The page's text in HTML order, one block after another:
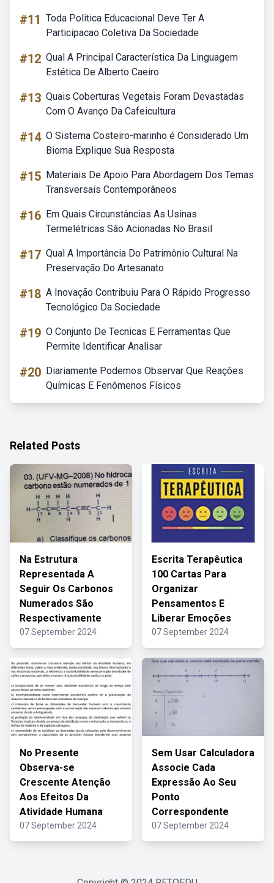
#11 Toda Politica Educacional Deve Ter A
Participacao Coletiva Da Sociedade
#12 Qual A Principal Característica Da Linguagem
Estética De Alberto Caeiro
#13 Quais Coberturas Vegetais Foram Devastadas
Com O Avanço Da Cafeicultura
#14 O Sistema Costeiro-marinho é Considerado Um
Bioma Explique Sua Resposta
#15 Materiais De Apoio Para Abordagem Dos Temas
Transversais Contemporâneos
#16 Em Quais Circunstâncias As Usinas
Termelétricas São Acionadas No Brasil
#17 Qual A Importância Do Patrimônio Cultural Na
Preservação Do Artesanato
#18 A Inovação Contribuiu Para O Rápido Progresso
Tecnológico Da Sociedade
#19 O Conjunto De Tecnicas E Ferramentas Que
Permite Identificar Analisar
#20 Diariamente Podemos Observar Que Reações
Químicas E Fenômenos Físicos
Related Posts
Na Estrutura
Representada A
Seguir Os Carbonos
Numerados São
Respectivamente
07 September 2024
Escrita Terapêutica
100 Cartas Para
Organizar
Pensamentos E
Liberar Emoções
07 September 2024
No Presente
Observa-se
Crescente Atenção
Aos Efeitos Da
Atividade Humana
07 September 2024
Sem Usar Calculadora
Associe Cada
Expressão Ao Seu
Ponto
Correspondente
07 September 2024